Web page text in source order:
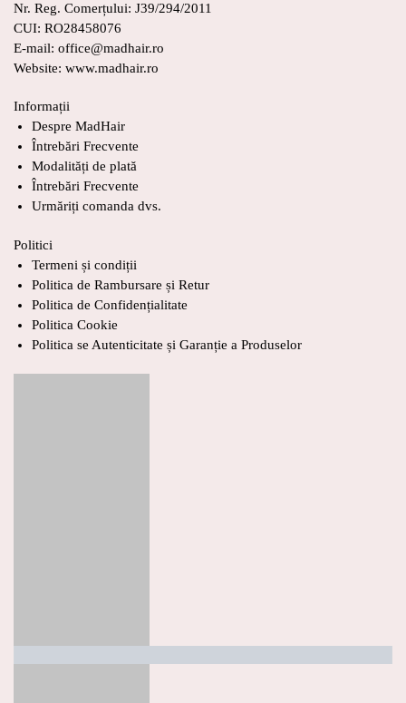
Nr. Reg. Comerțului: J39/294/2011
CUI: RO28458076
E-mail: office@madhair.ro
Website: www.madhair.ro
Informații
Despre MadHair
Întrebări Frecvente
Modalități de plată
Întrebări Frecvente
Urmăriți comanda dvs.
Politici
Termeni și condiții
Politica de Rambursare și Retur
Politica de Confidențialitate
Politica Cookie
Politica se Autenticitate și Garanție a Produselor